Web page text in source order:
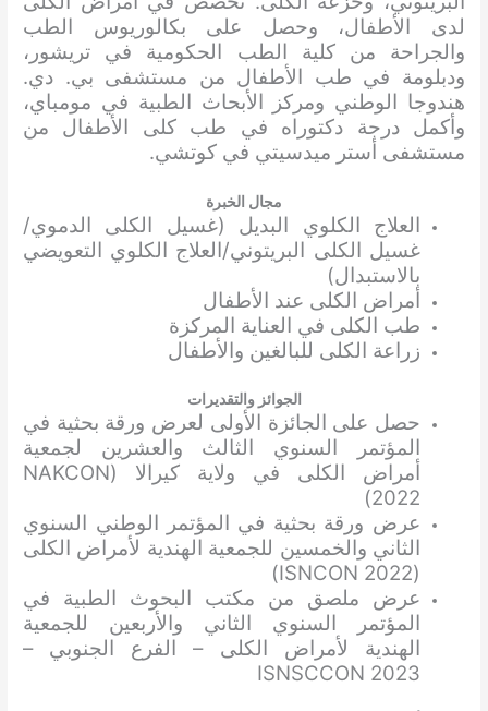
لدى الأطفال، وحصل على بكالوريوس الطب
والجراحة من كلية الطب الحكومية في تريشور،
ودبلومة في طب الأطفال من مستشفى بي. دي.
هندوجا الوطني ومركز الأبحاث الطبية في مومباي،
وأكمل درجة دكتوراه في طب كلى الأطفال من
مستشفى أستر ميدسيتي في كوتشي.
مجال الخبرة
العلاج الكلوي البديل (غسيل الكلى الدموي/
غسيل الكلى البريتوني/العلاج الكلوي التعويضي
بالاستبدال)
أمراض الكلى عند الأطفال
طب الكلى في العناية المركزة
زراعة الكلى للبالغين والأطفال
الجوائز والتقديرات
حصل على الجائزة الأولى لعرض ورقة بحثية في
المؤتمر السنوي الثالث والعشرين لجمعية
أمراض الكلى في ولاية كيرالا (NAKCON
2022)
عرض ورقة بحثية في المؤتمر الوطني السنوي
الثاني والخمسين للجمعية الهندية لأمراض الكلى
(ISNCON 2022)
عرض ملصق من مكتب البحوث الطبية في
المؤتمر السنوي الثاني والأربعين للجمعية
الهندية لأمراض الكلى – الفرع الجنوبي –
ISNSCCON 2023